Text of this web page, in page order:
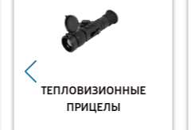
ТЕПЛОВИЗИОННЫЕ
ПРИЦЕЛЫ